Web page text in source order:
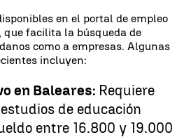
en el portal de empleo
que facilita la búsqueda de
como a empresas. Algunas
incluyen:
en Baleares: Requiere
de educación
entre 16.800 y 19.000